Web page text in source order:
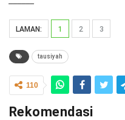
LAMAN: 1 2 3
tausiyah
110
Rekomendasi